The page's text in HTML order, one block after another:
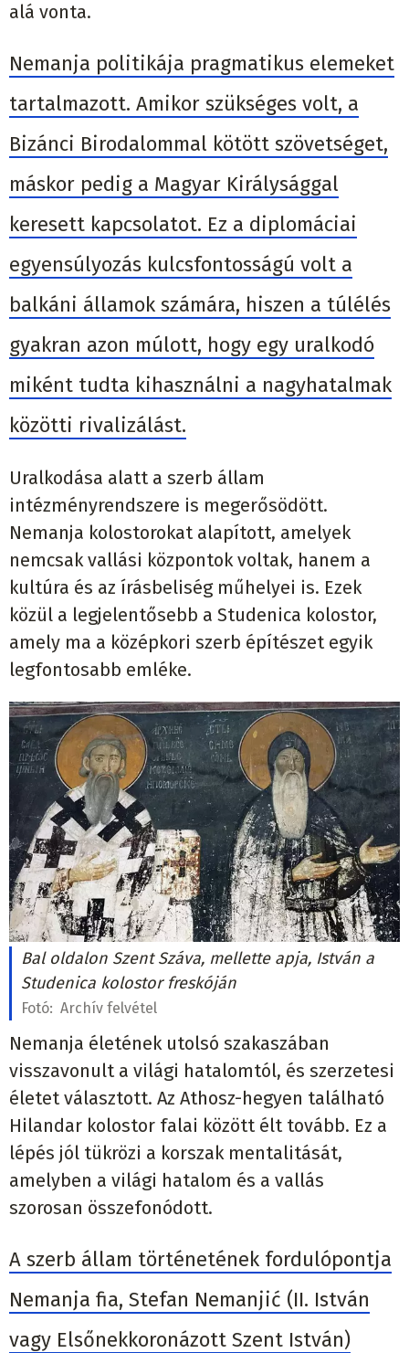
alá vonta.
Nemanja politikája pragmatikus elemeket
tartalmazott. Amikor szükséges volt, a
Bizánci Birodalommal kötött szövetséget,
máskor pedig a Magyar Királysággal
keresett kapcsolatot. Ez a diplomáciai
egyensúlyozás kulcsfontosságú volt a
balkáni államok számára, hiszen a túlélés
gyakran azon múlott, hogy egy uralkodó
miként tudta kihasználni a nagyhatalmak
közötti rivalizálást.
Uralkodása alatt a szerb állam
intézményrendszere is megerősödött.
Nemanja kolostorokat alapított, amelyek
nemcsak vallási központok voltak, hanem a
kultúra és az írásbeliség műhelyei is. Ezek
közül a legjelentősebb a Studenica kolostor,
amely ma a középkori szerb építészet egyik
legfontosabb emléke.
Bal oldalon Szent Száva, mellette apja, István a
Studenica kolostor freskóján
Fotó: Archív felvétel
Nemanja életének utolsó szakaszában
visszavonult a világi hatalomtól, és szerzetesi
életet választott. Az Athosz-hegyen található
Hilandar kolostor falai között élt tovább. Ez a
lépés jól tükrözi a korszak mentalitását,
amelyben a világi hatalom és a vallás
szorosan összefonódott.
A szerb állam történetének fordulópontja
Nemanja fia, Stefan Nemanjić (II. István
vagy Elsőnekkoronázott Szent István)